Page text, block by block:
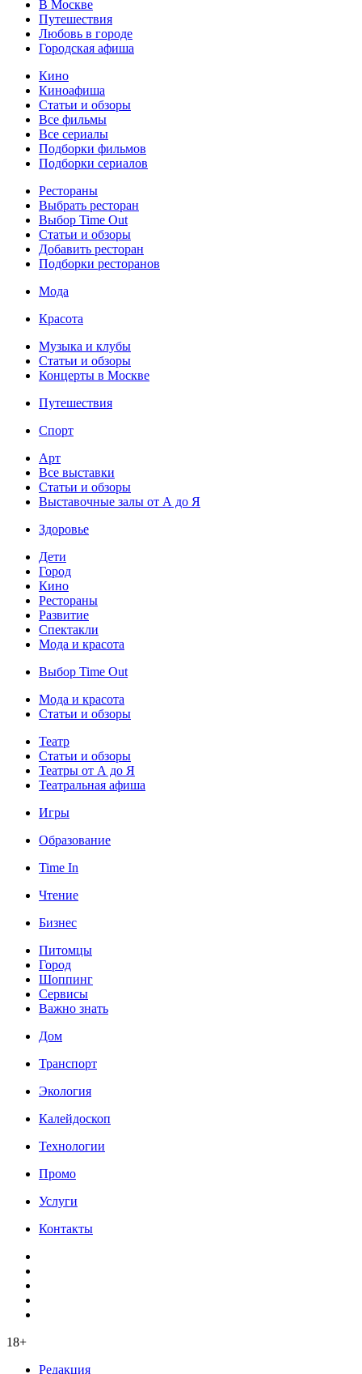
В Москве
Путешествия
Любовь в городе
Городская афиша
Кино
Киноафиша
Статьи и обзоры
Все фильмы
Все сериалы
Подборки фильмов
Подборки сериалов
Рестораны
Выбрать ресторан
Выбор Time Out
Статьи и обзоры
Добавить ресторан
Подборки ресторанов
Мода
Красота
Музыка и клубы
Статьи и обзоры
Концерты в Москве
Путешествия
Спорт
Арт
Все выставки
Статьи и обзоры
Выставочные залы от А до Я
Здоровье
Дети
Город
Кино
Рестораны
Развитие
Спектакли
Мода и красота
Выбор Time Out
Мода и красота
Статьи и обзоры
Театр
Статьи и обзоры
Театры от А до Я
Театральная афиша
Игры
Образование
Time In
Чтение
Бизнес
Питомцы
Город
Шоппинг
Сервисы
Важно знать
Дом
Транспорт
Экология
Калейдоскоп
Технологии
Промо
Услуги
Контакты
18+
Редакция